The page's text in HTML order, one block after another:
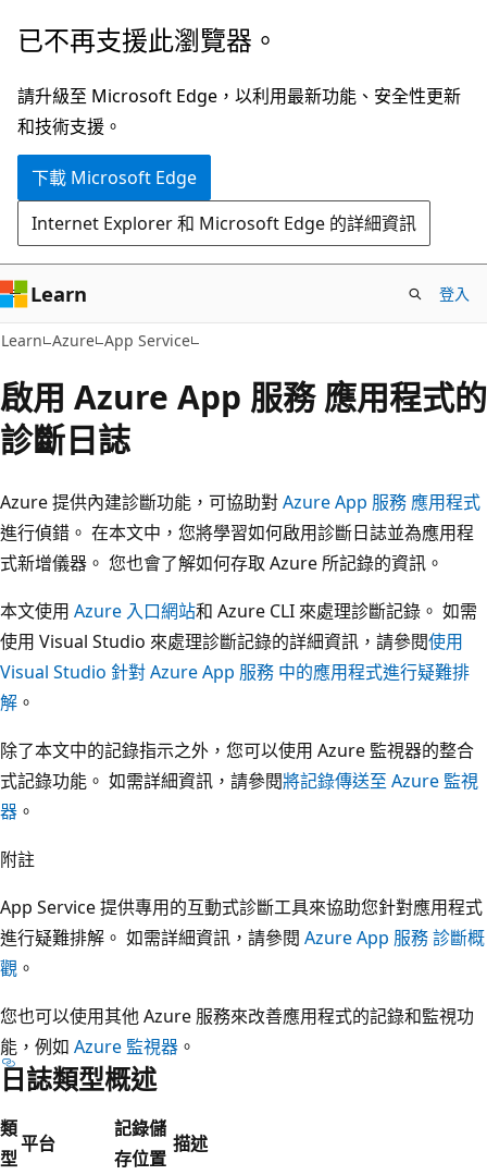
跳
主
要
內
已不再支援此瀏覽器。
請升級至 Microsoft Edge，以利用最新功能、安全性更新
和技術支援。
下載 Microsoft Edge
Internet Explorer 和 Microsoft Edge 的詳細資訊
Learn 登入
Learn Azure App Service
啟用 Azure App 服務 應用程式的
診斷日誌
Azure 提供內建診斷功能，可協助對Azure App 服務 應用程式
進行偵錯。 在本文中，您將學習如何啟用診斷日誌並為應用程
式新增儀器。 您也會了解如何存取 Azure 所記錄的資訊。
本文使用 Azure 入口網站和 Azure CLI 來處理診斷記錄。 如需
使用 Visual Studio 來處理診斷記錄的詳細資訊，請參閱使用
Visual Studio 針對 Azure App 服務 中的應用程式進行疑難排
解 。
除了本文中的記錄指示之外，您可以使用 Azure 監視器的整合
式記錄功能。 如需詳細資訊，請參閱將記錄傳送至 Azure 監視
器 。
附註
App Service 提供專用的互動式診斷工具來協助您針對應用程式
進行疑難排解。 如需詳細資訊，請參閱 Azure App 服務 診斷概
觀 。
您也可以使用其他 Azure 服務來改善應用程式的記錄和監視功
能，例如 Azure 監視器 。
日誌類型概述
類
型
平台
記錄儲
存位置
描述